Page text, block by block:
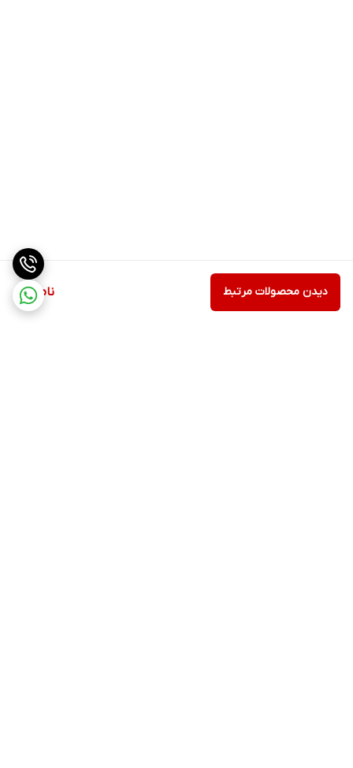
ناموجود دیدن محصولات مرتبط